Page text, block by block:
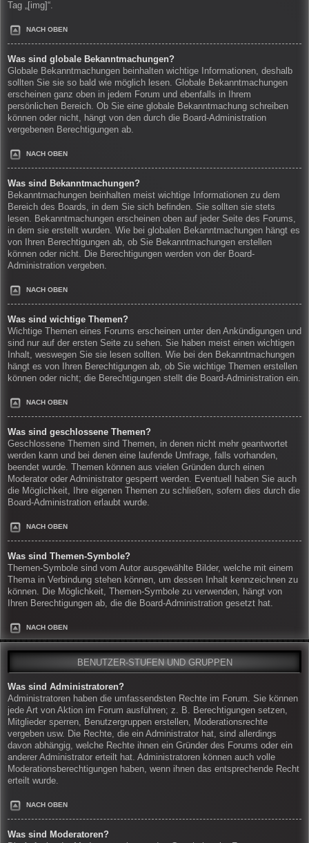
Tag „[img]“.
NACH OBEN
Was sind globale Bekanntmachungen?
Globale Bekanntmachungen beinhalten wichtige Informationen, deshalb
sollten Sie sie so bald wie möglich lesen. Globale Bekanntmachungen
erscheinen ganz oben in jedem Forum und ebenfalls in Ihrem
persönlichen Bereich. Ob Sie eine globale Bekanntmachung schreiben
können oder nicht, hängt von den durch die Board-Administration
vergebenen Berechtigungen ab.
NACH OBEN
Was sind Bekanntmachungen?
Bekanntmachungen beinhalten meist wichtige Informationen zu dem
Bereich des Boards, in dem Sie sich befinden. Sie sollten sie stets
lesen. Bekanntmachungen erscheinen oben auf jeder Seite des Forums,
in dem sie erstellt wurden. Wie bei globalen Bekanntmachungen hängt es
von Ihren Berechtigungen ab, ob Sie Bekanntmachungen erstellen
können oder nicht. Die Berechtigungen werden von der Board-
Administration vergeben.
NACH OBEN
Was sind wichtige Themen?
Wichtige Themen eines Forums erscheinen unter den Ankündigungen und
sind nur auf der ersten Seite zu sehen. Sie haben meist einen wichtigen
Inhalt, weswegen Sie sie lesen sollten. Wie bei den Bekanntmachungen
hängt es von Ihren Berechtigungen ab, ob Sie wichtige Themen erstellen
können oder nicht; die Berechtigungen stellt die Board-Administration ein.
NACH OBEN
Was sind geschlossene Themen?
Geschlossene Themen sind Themen, in denen nicht mehr geantwortet
werden kann und bei denen eine laufende Umfrage, falls vorhanden,
beendet wurde. Themen können aus vielen Gründen durch einen
Moderator oder Administrator gesperrt werden. Eventuell haben Sie auch
die Möglichkeit, Ihre eigenen Themen zu schließen, sofern dies durch die
Board-Administration erlaubt wurde.
NACH OBEN
Was sind Themen-Symbole?
Themen-Symbole sind vom Autor ausgewählte Bilder, welche mit einem
Thema in Verbindung stehen können, um dessen Inhalt kennzeichnen zu
können. Die Möglichkeit, Themen-Symbole zu verwenden, hängt von
Ihren Berechtigungen ab, die die Board-Administration gesetzt hat.
NACH OBEN
BENUTZER-STUFEN UND GRUPPEN
Was sind Administratoren?
Administratoren haben die umfassendsten Rechte im Forum. Sie können
jede Art von Aktion im Forum ausführen; z. B. Berechtigungen setzen,
Mitglieder sperren, Benutzergruppen erstellen, Moderationsrechte
vergeben usw. Die Rechte, die ein Administrator hat, sind allerdings
davon abhängig, welche Rechte ihnen ein Gründer des Forums oder ein
anderer Administrator erteilt hat. Administratoren können auch volle
Moderationsberechtigungen haben, wenn ihnen das entsprechende Recht
erteilt wurde.
NACH OBEN
Was sind Moderatoren?